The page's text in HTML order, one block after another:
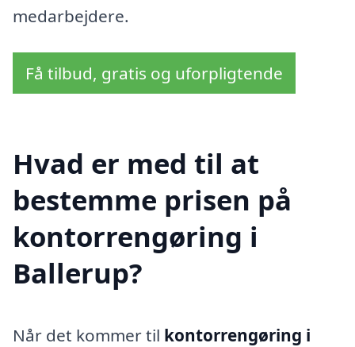
medarbejdere.
Få tilbud, gratis og uforpligtende
Hvad er med til at
bestemme prisen på
kontorrengøring i
Ballerup?
Når det kommer til kontorrengøring i